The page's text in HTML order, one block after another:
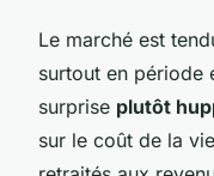
Le marché est
surtout en période
surprise plutôt
sur le coût de la